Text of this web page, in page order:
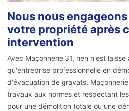
Nous nous
votre propriété après
intervention
Avec Maçonnerie 31, rien n'est laissé
qu'entreprise professionnelle en
d'évacuation de gravats,
travaux aux normes et respectant
pour une démolition totale ou une